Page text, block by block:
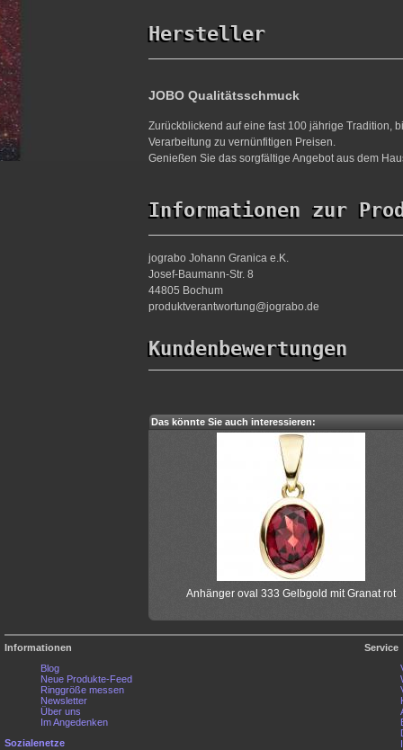
Hersteller
JOBO Qualitätsschmuck
Zurückblickend auf eine fast 100 jährige Tradition,
Verarbeitung zu vernünfitigen Preisen.
Genießen Sie das sorgfältige Angebot aus dem
Informationen zur
jograbo Johann Granica e.K.
Josef-Baumann-Str. 8
44805 Bochum
produktverantwortung@jograbo.de
Kundenbewertungen
Das könnte Sie auch interessieren:
Anhänger oval 333 Gelbgold mit Granat rot
Informationen
Blog
Neue Produkte-Feed
Ringgröße messen
Newsletter
Über uns
Im Angedenken
Sozialenetze
Service